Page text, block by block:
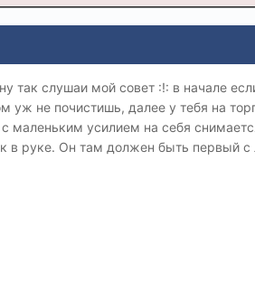
так слушаи мой совет :!: в начале
уж не почистишь, далее у тебя на
маленьким усилием на себя
в руке. Он там должен быть первый